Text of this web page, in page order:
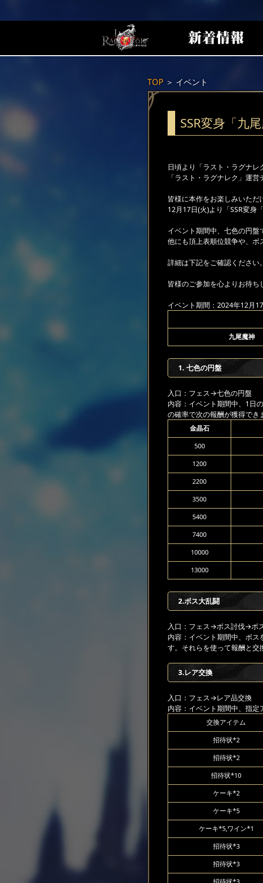
TOP ＞ イベント
SSR変身「九
日頃より「ラスト・ラグナレ
「ラスト・ラグナレク」運営
皆様に本作をお楽しみいただ
12月17日(火)より「SSR変身
イベント期間中、七色の円盤
他にも頂上表順位競争や、ボ
詳細は下記をご確認ください。
皆様のご参加を心よりお待ち
イベント期間：2024年12月
九尾魔神
1. 七色の円盤
入口：フェス→七色の円盤
内容：イベント期間中、1日
の確率で次の報酬が獲得でき
金晶石
500
1200
2200
3500
5400
7400
10000
13000
2.ボス大乱闘
入口：フェス→ボス討伐→ボ
内容：イベント期間中、ボ
す。それらを使って報酬と交
3.レア交換
入口：フェス→レア品交換
内容：イベント期間中、指定
交換アイテム
招待状*2
招待状*2
招待状*10
ケーキ*2
ケーキ*5
ケーキ*5,ワイン*1
招待状*3
招待状*3